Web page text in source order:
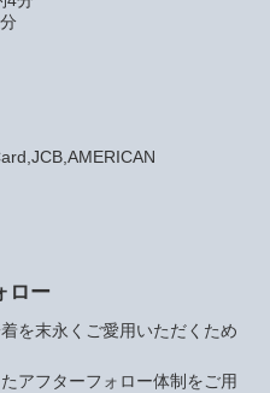
ロー
を末永くご愛用いただくため
アフターフォロー体制をご用